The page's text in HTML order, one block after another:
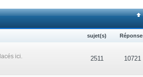
sujet(s)
ici. 2511 10721